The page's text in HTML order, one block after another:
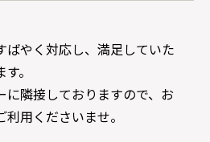
ばやく対応し、満足していた
。
に隣接しておりますので、お
用くださいませ。